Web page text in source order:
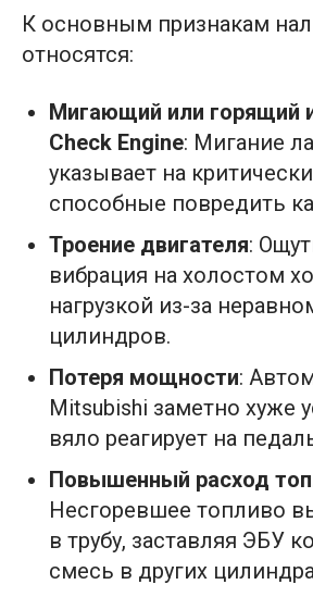
К основным признакам
относятся:
Мигающий или горящий
Check Engine: Мигание
указывает на
способные повредить
Троение двигателя:
вибрация на холостом
нагрузкой из-за
цилиндров.
Потеря мощности:
Mitsubishi заметно хуже
вяло реагирует на
Повышенный расход
Несгоревшее топливо
в трубу, заставляя ЭБУ
смесь в других